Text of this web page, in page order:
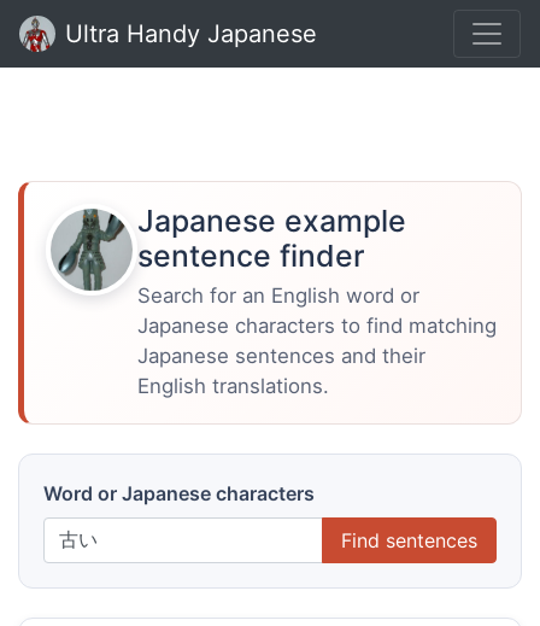
Ultra Handy Japanese
Japanese example
sentence finder
Search for an English word or
Japanese characters to find matching
Japanese sentences and their
English translations.
Word or Japanese characters
Find sentences